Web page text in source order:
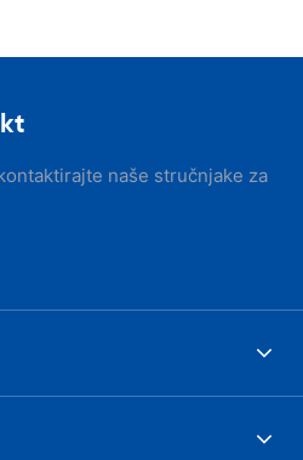
naše stručnjake za